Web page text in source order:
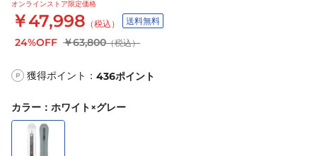
オンラインストア限定価格
￥47,998 （税込） 送料無料
24%OFF ￥63,800（税込）
P 獲得ポイント： 436ポイント
カラー ： ホワイト×グレー